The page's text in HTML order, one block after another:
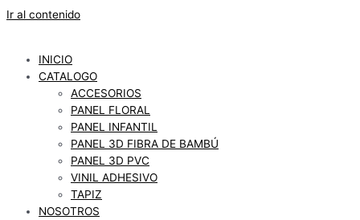
Ir al contenido
INICIO
CATALOGO
ACCESORIOS
PANEL FLORAL
PANEL INFANTIL
PANEL 3D FIBRA DE BAMBÚ
PANEL 3D PVC
VINIL ADHESIVO
TAPIZ
NOSOTROS